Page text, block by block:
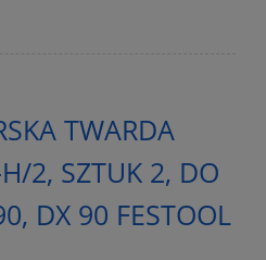
TWARDA
2, SZTUK 2, DO
DX 90 FESTOOL